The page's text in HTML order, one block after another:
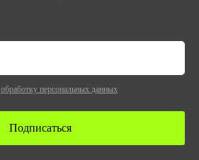
обработку персональных данных
Подписаться